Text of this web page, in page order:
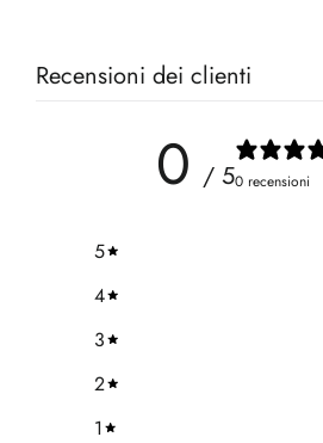
Recensioni dei clienti
0 / 50 recensioni
5
4
3
2
1